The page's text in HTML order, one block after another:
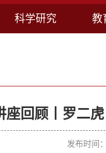
科学研究 教
座回顾丨罗二
发布时间